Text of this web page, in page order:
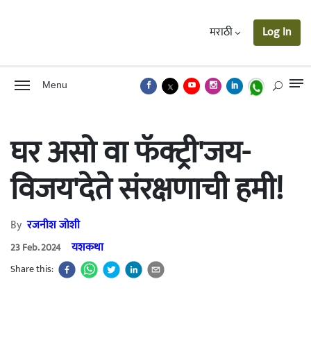
मराठी Log In
Menu
घर असो वा फॅक्ट्री'जय-
विजय'देते संरक्षणाची हमी!
Byरजनीश जोशी
23 Feb. 2024 यशकथा
Share this: